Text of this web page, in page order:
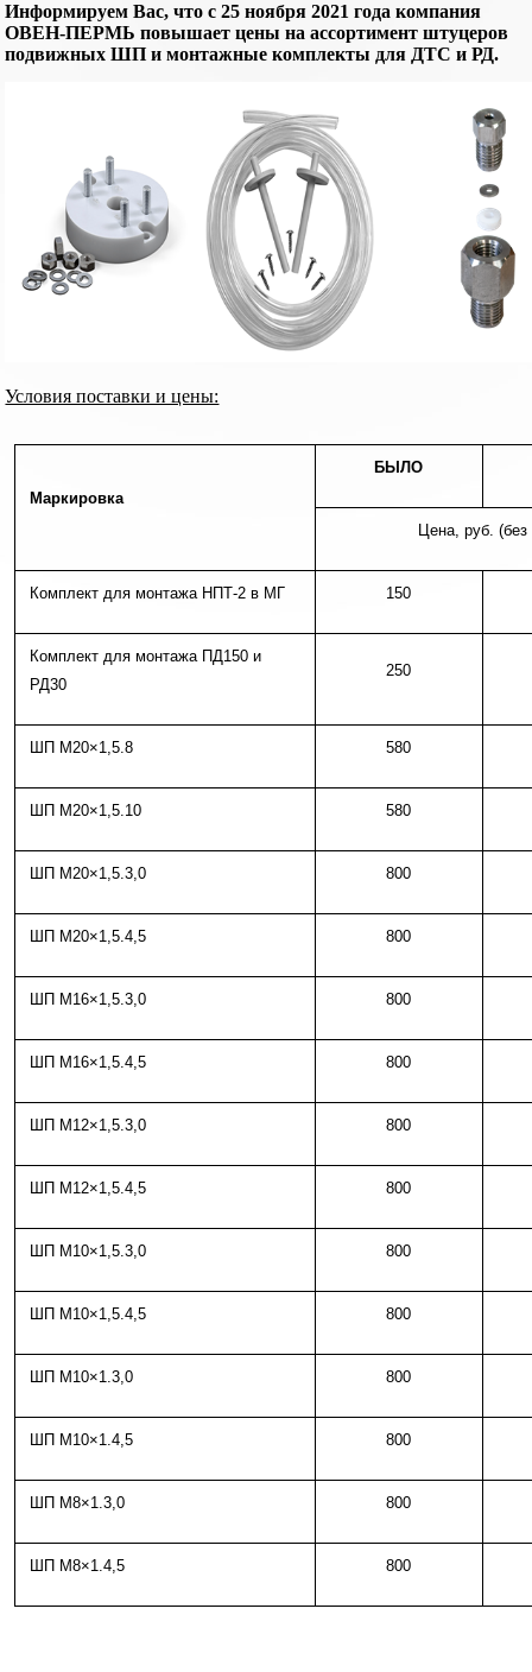
Информируем Вас, что с 25 ноября 2021 года компания
ОВЕН-ПЕРМЬ повышает цены на ассортимент штуцеров
подвижных ШП и монтажные комплекты для ДТС и РД.
Условия поставки и цены:
Маркировка
БЫЛО
Цена, руб.
Комплект для монтажа НПТ-2 в МГ 150
Комплект для монтажа ПД150 и
РД30
250
ШП M20×1,5.8 580
ШП M20×1,5.10 580
ШП М20×1,5.3,0 800
ШП М20×1,5.4,5 800
ШП М16×1,5.3,0 800
ШП М16×1,5.4,5 800
ШП М12×1,5.3,0 800
ШП М12×1,5.4,5 800
ШП М10×1,5.3,0 800
ШП М10×1,5.4,5 800
ШП М10×1.3,0 800
ШП М10×1.4,5 800
ШП М8×1.3,0 800
ШП М8×1.4,5 800